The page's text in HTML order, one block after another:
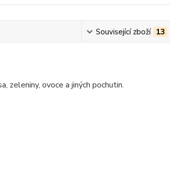
Související zboží 13
zeleniny, ovoce a jiných pochutin.